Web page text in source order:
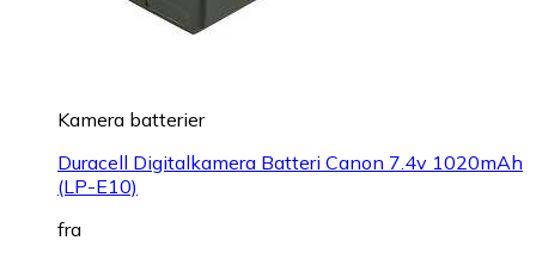
Kamera batterier
Duracell Digitalkamera Batteri Canon 7.4v 1020mAh
(LP-E10)
fra